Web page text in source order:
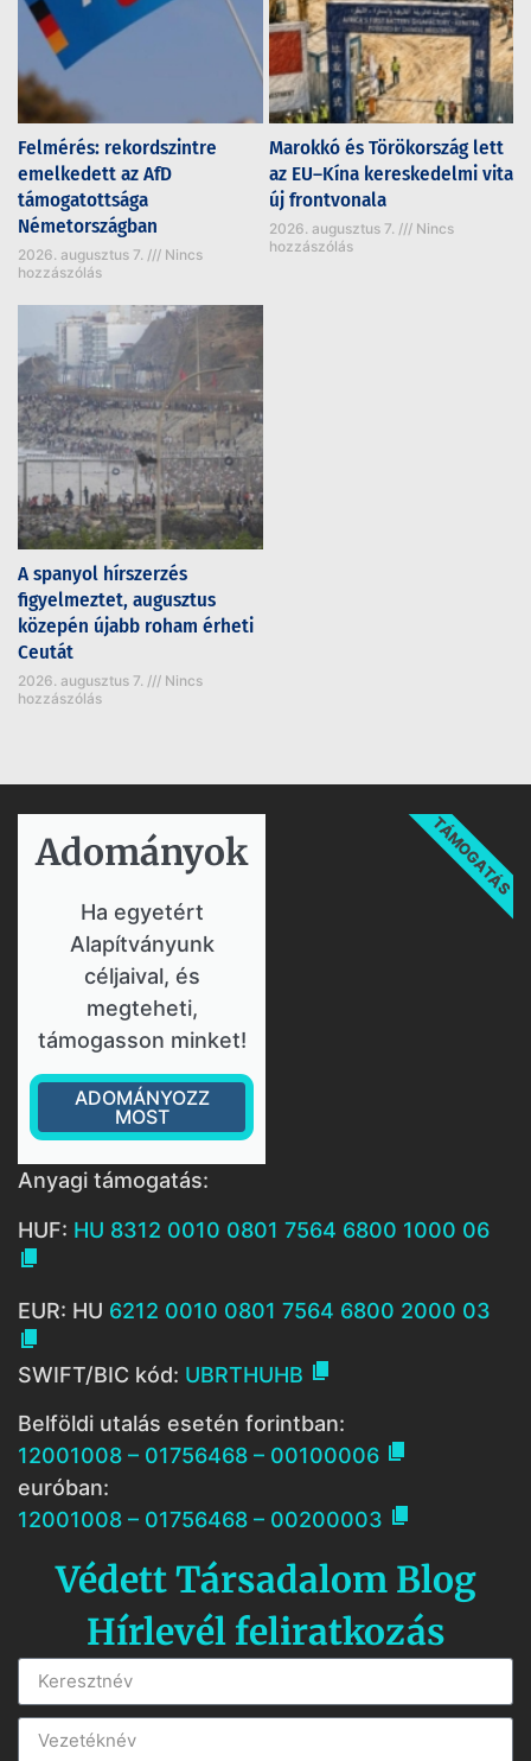
Felmérés: rekordszintre
emelkedett az AfD
támogatottsága
Németországban
2026. augusztus 7.
Nincs
hozzászólás
Marokkó és Törökország lett
az EU–Kína kereskedelmi vita
új frontvonala
2026. augusztus 7.
Nincs
hozzászólás
A spanyol hírszerzés
figyelmeztet, augusztus
közepén újabb roham érheti
Ceutát
2026. augusztus 7.
Nincs
hozzászólás
Adományok​
Ha egyetért
Alapítványunk
céljaival, és
megteheti,
támogasson minket!
ADOMÁNYOZZ
MOST
TÁMOGATÁS
Anyagi támogatás:
HUF: HU 8312 0010 0801 7564 6800 1000 06

EUR: HU 6212 0010 0801 7564 6800 2000 03

SWIFT/BIC kód: UBRTHUHB 
Belföldi utalás esetén forintban:
12001008 – 01756468 – 00100006 
euróban:
12001008 – 01756468 – 00200003 
Védett Társadalom Blog
Hírlevél feliratkozás